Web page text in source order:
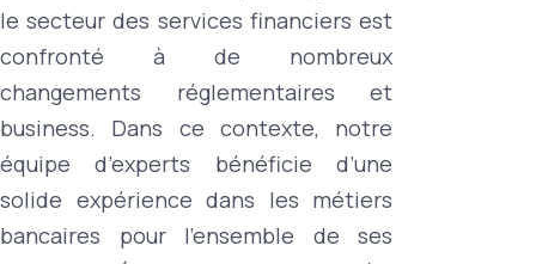
le secteur des services financiers est
confronté à de nombreux
changements réglementaires et
business. Dans ce contexte, notre
équipe d’experts bénéficie d’une
solide expérience dans les métiers
bancaires pour l’ensemble de ses